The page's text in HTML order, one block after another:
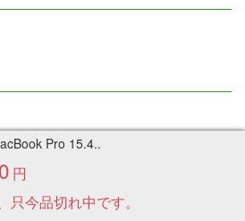
Pro 15.4..
円
今品切れ中です。